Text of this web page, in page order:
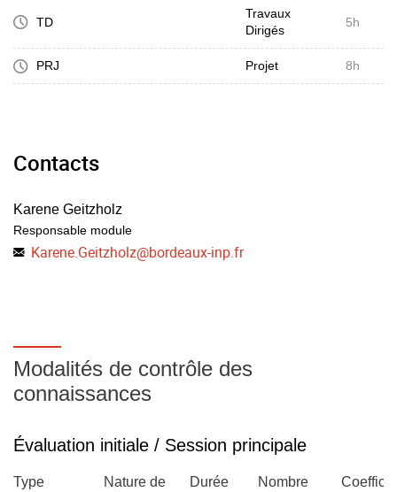
planifier, organiser, exécuter et contrôler un projet
- Effectuer une présentation sur une problématique
d'entreprise
TD
Travaux
Dirigés
5h
PRJ Projet 8h
Contacts
Karene Geitzholz
Responsable module
Karene.Geitzholz@bordeaux-inp.fr
Modalités de contrôle des
connaissances
Évaluation initiale / Session principale
Type
Nature de
Durée
Nombre